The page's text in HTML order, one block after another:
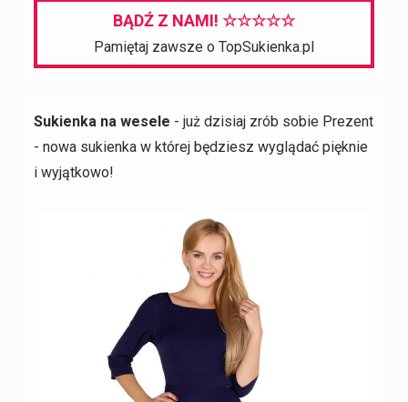
197,00 zł.
BĄDŹ Z NAMI! ☆☆☆☆☆
Pamiętaj zawsze o TopSukienka.pl
Sukienka na wesele - już dzisiaj zrób sobie Prezent
- nowa sukienka w której będziesz wyglądać pięknie
i wyjątkowo!